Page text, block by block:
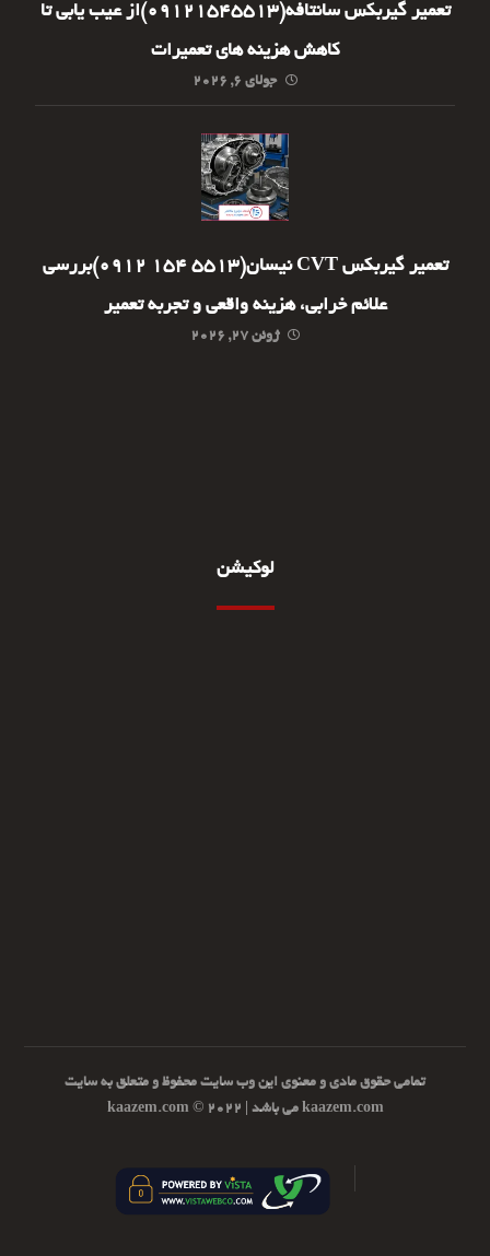
تعمیر گیربکس سانتافه(09121545513)از عیب یابی تا
کاهش هزینه های تعمیرات
جولای ۶, ۲۰۲۶
تعمیر گیربکس CVT نیسان(5513 154 0912)بررسی
علائم خرابی، هزینه واقعی و تجربه تعمیر
ژوئن ۲۷, ۲۰۲۶
لوکیشن
تمامی حقوق مادی و معنوی این وب سایت محفوظ و متعلق به سایت
kaazem.com می باشد | ۲۰۲۲ © kaazem.com